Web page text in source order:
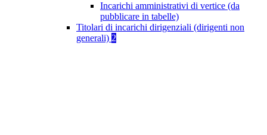
Incarichi amministrativi di vertice (da
pubblicare in tabelle)
Titolari di incarichi dirigenziali (dirigenti non
generali) 2